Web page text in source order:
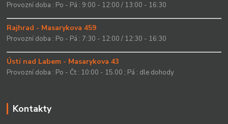
Provozní doba : Po - Pá : 9:00 - 12:00 / 13:00 - 16:30
Rajhrad - Masarykova 459
Provozní doba : Po - Pá : 7:30 - 12:00 / 12:30 - 16:30
Ústí nad Labem - Masarykova 43
Provozní doba : Po - Čt : 10:00 - 15.00 ; Pá : dle dohody
Kontakty